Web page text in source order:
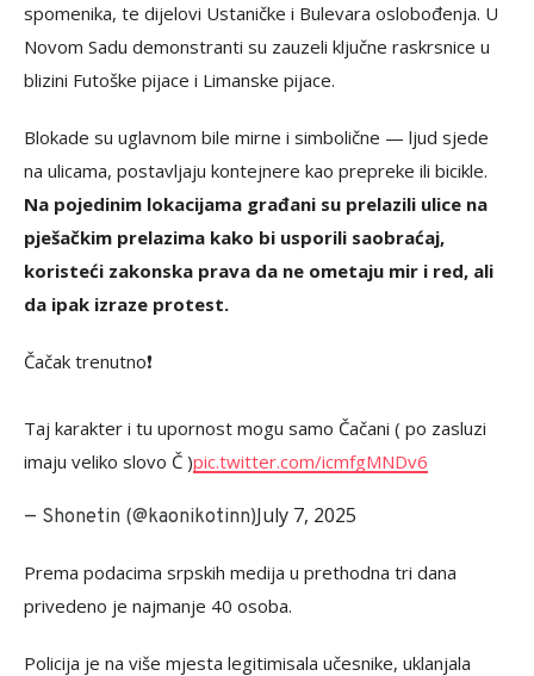
spomenika, te dijelovi Ustaničke i Bulevara oslobođenja. U
Novom Sadu demonstranti su zauzeli ključne raskrsnice u
blizini Futoške pijace i Limanske pijace.
Blokade su uglavnom bile mirne i simbolične — ljud sjede
na ulicama, postavljaju kontejnere kao prepreke ili bicikle.
Na pojedinim lokacijama građani su prelazili ulice na
pješačkim prelazima kako bi usporili saobraćaj,
koristeći zakonska prava da ne ometaju mir i red, ali
da ipak izraze protest.
Čačak trenutno❗️
Taj karakter i tu upornost mogu samo Čačani ( po zasluzi
imaju veliko slovo Č )pic.twitter.com/icmfgMNDv6
— Shonetin (@kaonikotinn)July 7, 2025
Prema podacima srpskih medija u prethodna tri dana
privedeno je najmanje 40 osoba.
Policija je na više mjesta legitimisala učesnike, uklanjala